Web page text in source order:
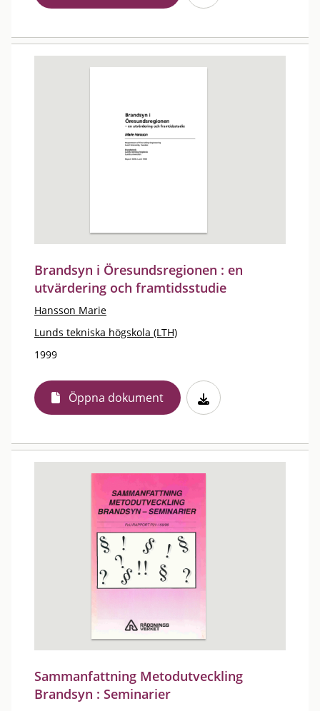
Brandsyn i Öresundsregionen : en
utvärdering och framtidsstudie
Hansson Marie
Lunds tekniska högskola (LTH)
1999
Öppna dokument
Sammanfattning Metodutveckling
Brandsyn : Seminarier